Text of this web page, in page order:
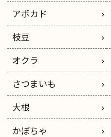
アボカド
枝豆
オクラ
さつまいも
大根
かぼちゃ